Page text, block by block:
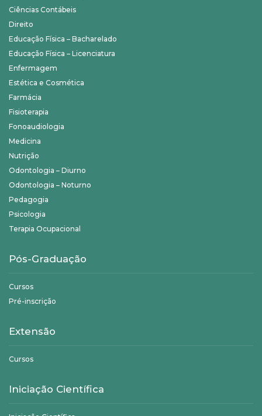
Ciências Contábeis
Direito
Educação Física – Bacharelado
Educação Física – Licenciatura
Enfermagem
Estética e Cosmética
Farmácia
Fisioterapia
Fonoaudiologia
Medicina
Nutrição
Odontologia – Diurno
Odontologia – Noturno
Pedagogia
Psicologia
Terapia Ocupacional
Pós-Graduação
Cursos
Pré-inscrição
Extensão
Cursos
Iniciação Científica